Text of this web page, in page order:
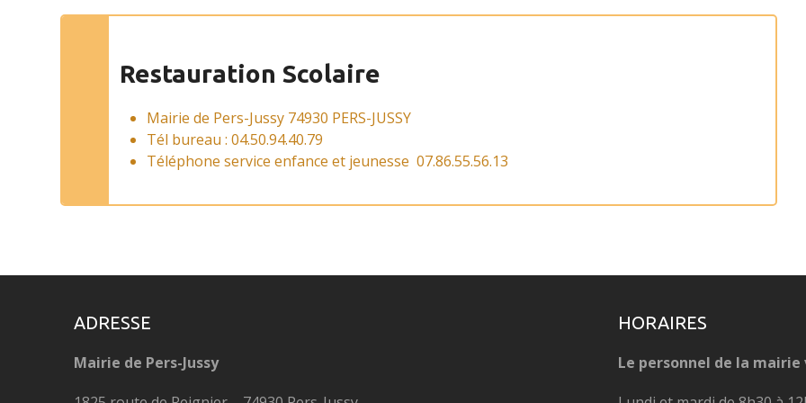
Restauration Scolaire
Mairie de Pers-Jussy 74930 PERS-JUSSY
Tél bureau : 04.50.94.40.79
Téléphone service enfance et jeunesse 07.86.55.56.13
ADRESSE
Mairie de Pers-Jussy
HORAIRES
Le personnel de la mairie